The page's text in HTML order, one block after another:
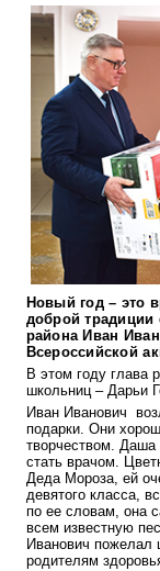
Новый год – это
доброй традиции
района Иван
Всероссийской
В этом году глава
школьниц – Дарьи
Иван Иванович
подарки. Они
творчеством. Даша
стать врачом.
Деда Мороза, ей
девятого класса,
по ее словам, она
всем известную
Иванович пожелал
родителям